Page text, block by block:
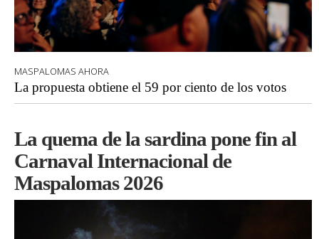
MASPALOMAS AHORA
La propuesta obtiene el 59 por ciento de los votos
La quema de la sardina pone fin al
Carnaval Internacional de
Maspalomas 2026